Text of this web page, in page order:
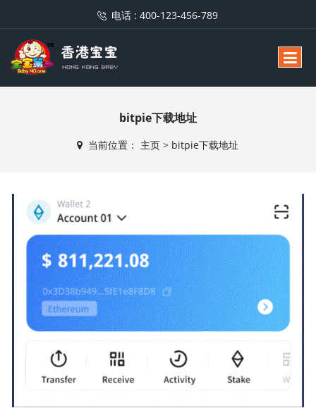
电话 :400-123-456-789
bitpie下载地址
当前位置： 主页 > bitpie下载地址